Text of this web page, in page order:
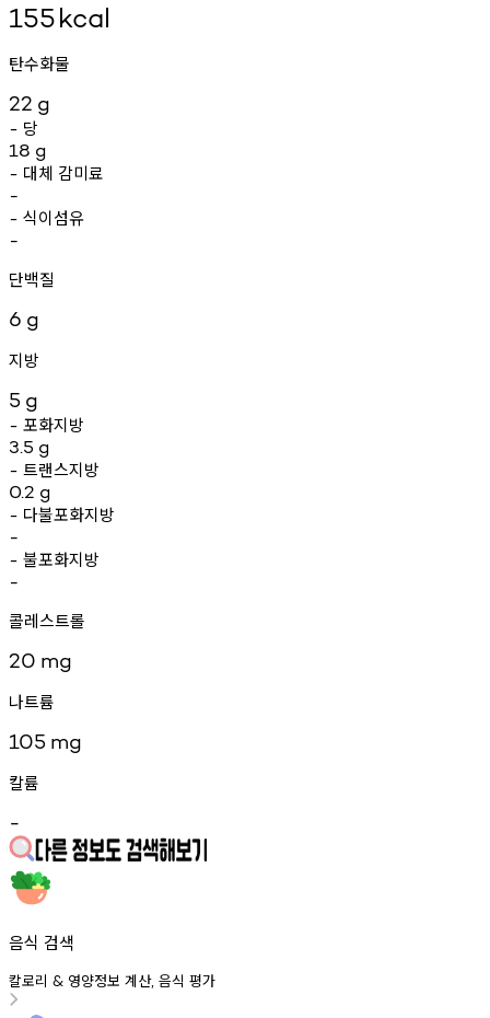
155kcal
탄수화물
22 g
- 당
18 g
- 대체 감미료
-
- 식이섬유
-
단백질
6 g
지방
5 g
- 포화지방
3.5 g
- 트랜스지방
0.2 g
- 다불포화지방
-
- 불포화지방
-
콜레스트롤
20 mg
나트륨
105 mg
칼륨
-
음식 검색
칼로리 & 영양정보 계산, 음식 평가